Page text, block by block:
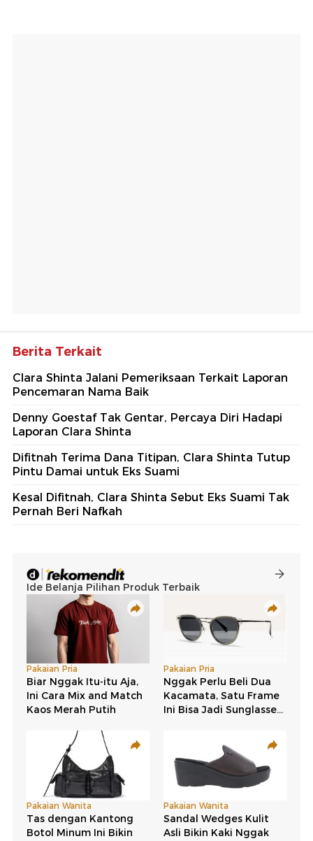
Berita Terkait
Clara Shinta Jalani Pemeriksaan Terkait Laporan
Pencemaran Nama Baik
Denny Goestaf Tak Gentar, Percaya Diri Hadapi
Laporan Clara Shinta
Difitnah Terima Dana Titipan, Clara Shinta Tutup
Pintu Damai untuk Eks Suami
Kesal Difitnah, Clara Shinta Sebut Eks Suami Tak
Pernah Beri Nafkah